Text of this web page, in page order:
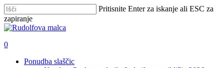
Skip
to
main
Pritisnite Enter za iskanje ali ESC za
zapiranje
Zapri
išči
account
0
Ponudba slaščic